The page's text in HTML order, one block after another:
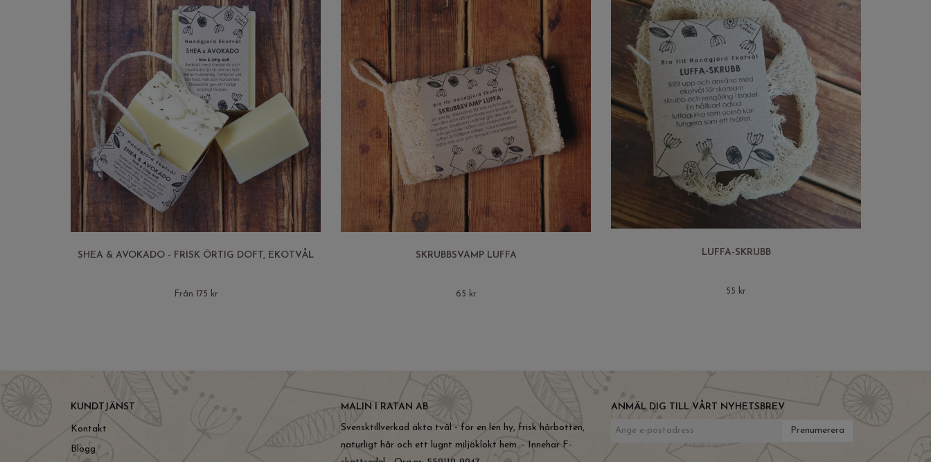
SHEA & AVOKADO - FRISK ÖRTIG DOFT, EKOTVÅL
Från 175 kr
SKRUBBSVAMP LUFFA
65 kr
LUFFA-SKRUBB
55 kr
KUNDTJÄNST
Kontakt
Blogg
MALIN I RATAN AB
Svensktillverkad äkta tvål - för en len hy, frisk hårbotten,
naturligt hår och ett lugnt miljöklokt hem. - Innehar F-
ANMÄL DIG TILL VÅRT NYHETSBREV
Prenumerera